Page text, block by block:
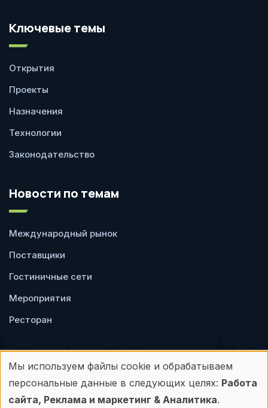
Ключевые темы
Открытия
Проекты
Назначения
Технологии
Законодательство
Новости по темам
Международный рынок
Поставщики
Гостиничные сети
Мероприятия
Ресторан
Пользовательское
Политика
Использование
Мы используем файлы cookie и обрабатываем
персональные данные в следующих целях: Работа
сайта, Реклама и маркетинг & Аналитика.